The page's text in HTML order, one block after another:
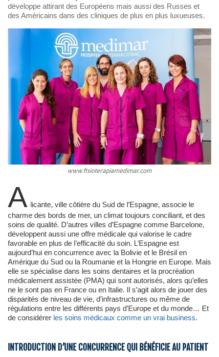
développe attirant des Européens mais aussi des Russes et
des Américains dans des cliniques de plus en plus luxueuses.
www.fisioterapiamedimar.com
A licante, ville côtière du Sud de l’Espagne, associe le
charme des bords de mer, un climat toujours conciliant, et des
soins de qualité. D’autres villes d’Espagne comme Barcelone,
développent aussi une offre médicale qui valorise le cadre
favorable en plus de l’efficacité du soin. L’Espagne est
aujourd’hui en concurrence avec la Bolivie et le Brésil en
Amérique du Sud ou la Roumanie et la Hongrie en Europe. Mais
elle se spécialise dans les soins dentaires et la procréation
médicalement assistée (PMA) qui sont autorisés, alors qu’elles
ne le sont pas en France ou en Italie. Il s’agit alors de jouer des
disparités de niveau de vie, d’infrastructures ou même de
régulations entre les différents pays d’Europe et du monde… Et
de considérer les soins médicaux comme un vrai business.
INTRODUCTION D’UNE CONCURRENCE QUI BÉNÉFICIE AU PATIENT